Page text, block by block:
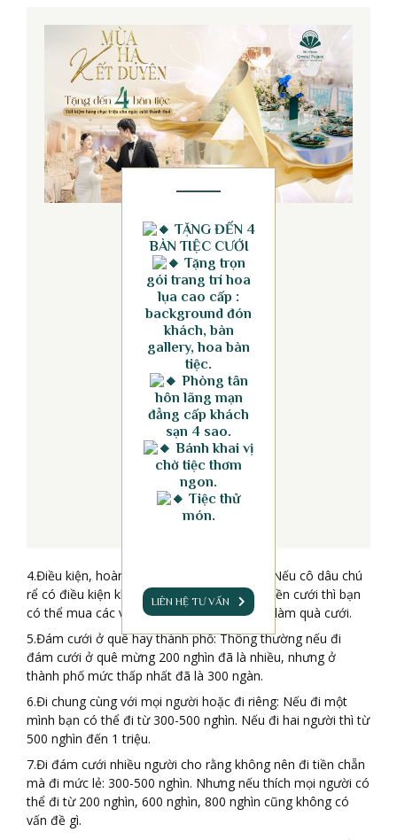
TẶNG ĐẾN 4
BÀN TIỆC CƯỚI
Tặng trọn
gói trang trí hoa
lụa cao cấp :
background đón
khách, bàn
gallery, hoa bàn
tiệc.
Phòng tân
hôn lãng mạn
đẳng cấp khách
sạn 4 sao.
Bánh khai vị
chờ tiệc thơm
ngon.
Tiệc thử
món.
LIÊN HỆ TƯ VẤN
4.Điều kiện, hoàn cảnh của cô dâu, chú rể: Nếu cô dâu chú
rể có điều kiện khá giả thì thay vì đi mừng tiền cưới thì bạn
có thể mua các vật dụng trong gia đình để làm quà cưới.
5.Đám cưới ở quê hay thành phố: Thông thường nếu đi
đám cưới ở quê mừng 200 nghìn đã là nhiều, nhưng ở
thành phố mức thấp nhất đã là 300 ngàn.
6.Đi chung cùng với mọi người hoặc đi riêng: Nếu đi một
mình bạn có thể đi từ 300-500 nghìn. Nếu đi hai người thì từ
500 nghìn đến 1 triệu.
7.Đi đám cưới nhiều người cho rằng không nên đi tiền chẵn
mà đi mức lẻ: 300-500 nghìn. Nhưng nếu thích mọi người có
thể đi từ 200 nghìn, 600 nghìn, 800 nghìn cũng không có
vấn đề gì.